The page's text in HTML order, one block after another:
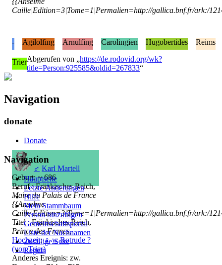
Caille|Edition=3|Tome=1|Permalien=http://gallica.bnf.fr/ark:/
♂ Karl Martell
Geburt: ~ 686
Beruf : Fränkisches Reich,
Maire du Palais de France
{{Anselme
Caille|Edition=3|Tome=1|Permalien=http://gallica.bnf.fr/ark:/
Titel : Fränkisches Reich,
Prince des Francs,
Hochzeit:♀ w Rotrude ?
(von Trier)
Anderes Ereignis: zw.
- Agilolfing Arnulfing Carolingien Hugobertides Reims
TrierAbgerufen von „https://de.rodovid.org/wk?
title=Person:925585&oldid=267833“
Navigation
donate
Donate
Navigation
Hauptseite
Letzte Änderungen
Hilfe
Mein Stammbaum
Person hinzufügen
Gemeinschafts­portal
Liste der Nachnamen
Zufällige Seite
Regeln